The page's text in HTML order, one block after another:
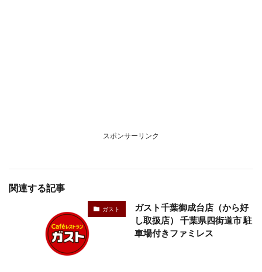
スポンサーリンク
関連する記事
ガスト
ガスト千葉御成台店（から好
し取扱店） 千葉県四街道市 駐
車場付きファミレス